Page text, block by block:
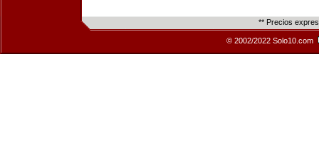
** Precios
© 2002/2022 Solo10.com